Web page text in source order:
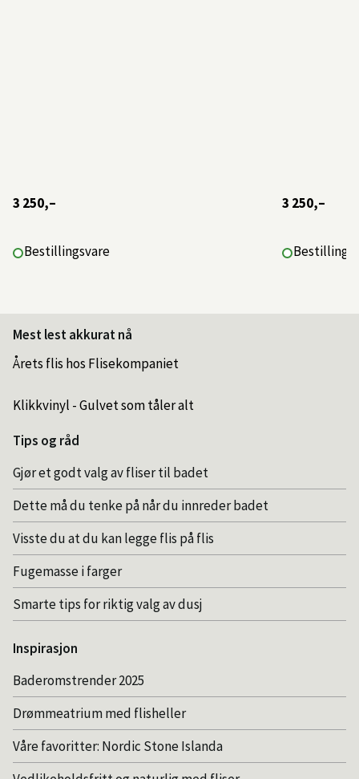
3 250,–
Bestillingsvare
3 250,–
Mest lest akkurat nå
Årets flis hos Flisekompaniet
Klikkvinyl - Gulvet som tåler alt
Tips og råd
Gjør et godt valg av fliser til badet
Dette må du tenke på når du innreder badet
Visste du at du kan legge flis på flis
Fugemasse i farger
Smarte tips for riktig valg av dusj
Inspirasjon
Baderomstrender 2025
Drømmeatrium med flisheller
Våre favoritter: Nordic Stone Islanda